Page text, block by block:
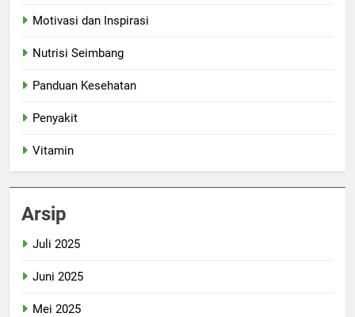
Motivasi dan Inspirasi
Nutrisi Seimbang
Panduan Kesehatan
Penyakit
Vitamin
Arsip
Juli 2025
Juni 2025
Mei 2025